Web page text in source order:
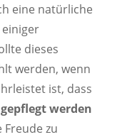
eine natürliche
dieses
werden, wenn
ist, dass
werden
zu